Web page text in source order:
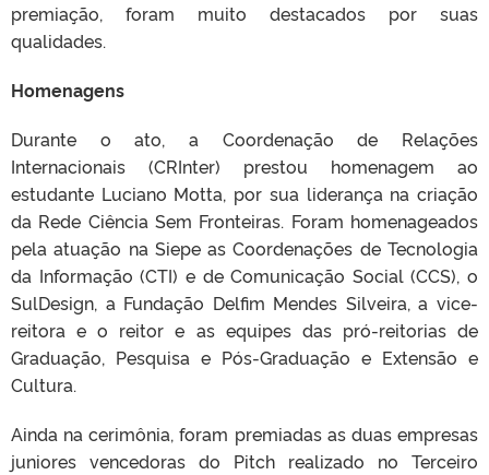
premiação, foram muito destacados por suas
qualidades.
Homenagens
Durante o ato, a Coordenação de Relações
Internacionais (CRInter) prestou homenagem ao
estudante Luciano Motta, por sua liderança na criação
da Rede Ciência Sem Fronteiras. Foram homenageados
pela atuação na Siepe as Coordenações de Tecnologia
da Informação (CTI) e de Comunicação Social (CCS), o
SulDesign, a Fundação Delfim Mendes Silveira, a vice-
reitora e o reitor e as equipes das pró-reitorias de
Graduação, Pesquisa e Pós-Graduação e Extensão e
Cultura.
Ainda na cerimônia, foram premiadas as duas empresas
juniores vencedoras do Pitch realizado no Terceiro